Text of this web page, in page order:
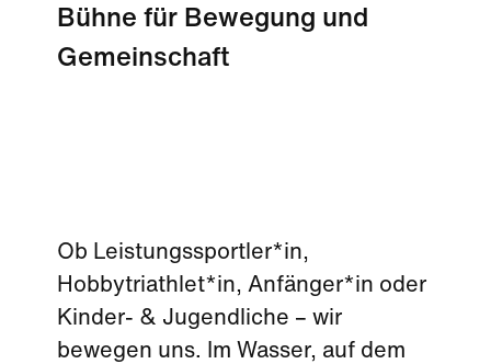
Bühne für Bewegung und
Gemeinschaft
Ob Leistungssportler*in,
Hobbytriathlet*in, Anfänger*in oder
Kinder- & Jugendliche – wir
bewegen uns. Im Wasser, auf dem